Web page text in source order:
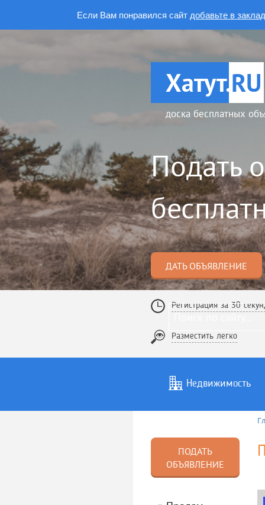
Если Вам понравился сайт добавьте в
Хатут.RU
доска бесплатных
Подать
ДАТЬ ОБЪЯВЛЕНИЕ
Регистрация за 30
Разместить легко
Недвижимость
Услуги
ПОДАТЬ
ОБЪЯВЛЕНИЕ